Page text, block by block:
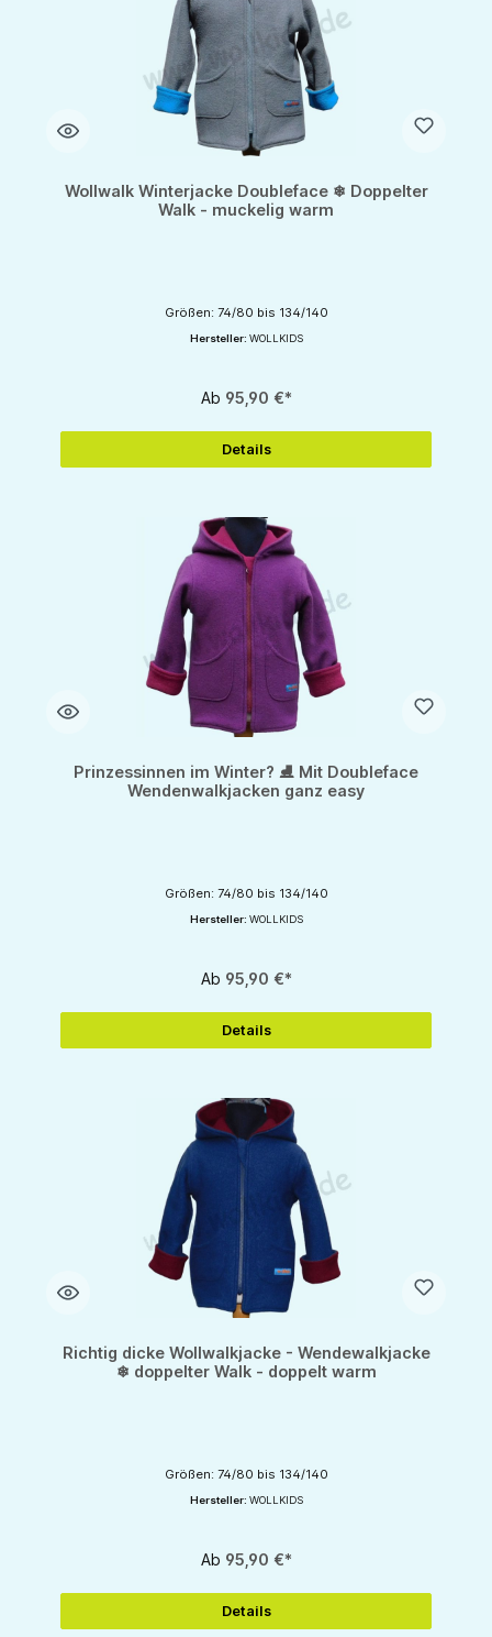
Wollwalk Winterjacke Doubleface ❄ Doppelter
Walk - muckelig warm
Größen: 74/80 bis 134/140
Hersteller: WOLLKIDS
Ab 95,90 €*
Details
Prinzessinnen im Winter? ⛸ Mit Doubleface
Wendenwalkjacken ganz easy
Größen: 74/80 bis 134/140
Hersteller: WOLLKIDS
Ab 95,90 €*
Details
Richtig dicke Wollwalkjacke - Wendewalkjacke
❄ doppelter Walk - doppelt warm
Größen: 74/80 bis 134/140
Hersteller: WOLLKIDS
Ab 95,90 €*
Details